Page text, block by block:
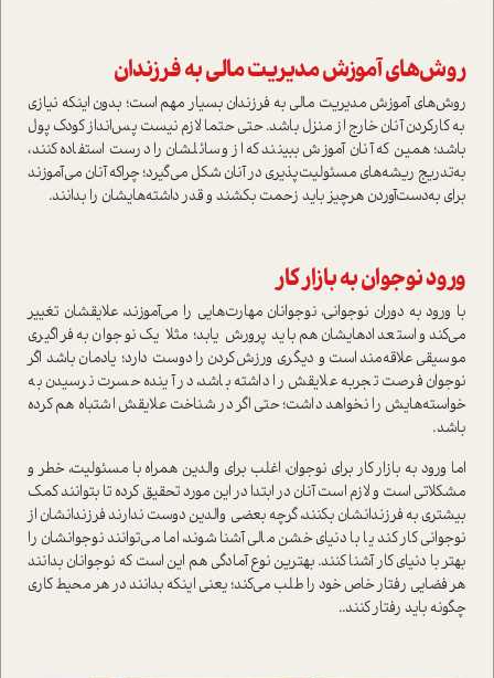
روش‌هاي آموزش مديريت مالي به فرزندان
روش‌هاي آموزش مديريت مالي به فرزندان بسیار مهم است؛ بدون اينكه نيازي
به کارکردن آنان خارج از منزل باشد. حتی حتما لازم نیست پس‌انداز کودک پول
باشد؛ همین که آنان آموزش ببینند که از وسائلشان را درست استفاده کنند،
به‌تدریج ريشه‌هاي مسئوليت‌پذيري در آنان شكل می‌گيرد‌؛ چراکه آنان می‌آموزند
براي به‌دست‌آوردن هرچیز باید زحمت بکشند و قدر داشته‌هایشان را بدانند.
ورود نوجوان به بازار كار
با ورود به دوران نوجواني‌، نوجوانان مهارت‌هايي را می‌آموزند‌، علايقشان تغيير
می‌كند و استعداد‌هايشان هم بايد پرورش یابد؛ مثلا یک نوجوان به فراگیری
موسیقی علاقه‌مند است و دیگری ورزش‌کردن را دوست دارد؛ یادمان باشد اگر
نوجوان فرصت تجربه علايقش را داشته باشد، در آينده حسرت نرسيدن به
خواسته‌هايش را نخواهد داشت‌؛ حتی اگر در شناخت علايقش اشتباه ‌هم كرده
باشد‌.
اما‌ ورود به بازار كار براي نوجوان، اغلب براي والدين‌ همراه با مسئولیت، خطر و
مشکلاتی است و لازم است آنان در ابتدا در این مورد تحقیق کرده تا بتوانند كمك
بيشتري به فرزندانشان بكنند، گرچه بعضي والدين‌ دوست ندارند فرزندانشان از
نوجواني كار كند يا با دنياي خشن مالي آشنا شوند، اما می‌توانند نوجوانشان را
بهتر با دنياي كار آشنا كنند. بهترين نوع آمادگي‌ هم اين است كه نوجوانان بدانند‌
هر فضايي رفتار‌ خاص خود را طلب می‌كند‌؛ يعني اینکه بدانند در هر محیط کاری
چگونه باید رفتار کنند..